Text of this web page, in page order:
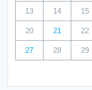
13 14 15
20 21 22
27 28 29